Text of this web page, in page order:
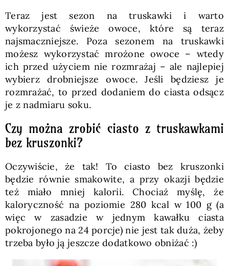
Teraz jest sezon na truskawki i warto
wykorzystać świeże owoce, które są teraz
najsmaczniejsze. Poza sezonem na truskawki
możesz wykorzystać mrożone owoce – wtedy
ich przed użyciem nie rozmrażaj – ale najlepiej
wybierz drobniejsze owoce. Jeśli będziesz je
rozmrażać, to przed dodaniem do ciasta odsącz
je z nadmiaru soku.
Czy można zrobić ciasto z truskawkami
bez kruszonki?
Oczywiście, że tak! To ciasto bez kruszonki
będzie równie smakowite, a przy okazji będzie
też miało mniej kalorii. Chociaż myślę, że
kaloryczność na poziomie 280 kcal w 100 g (a
więc w zasadzie w jednym kawałku ciasta
pokrojonego na 24 porcje) nie jest tak duża, żeby
trzeba było ją jeszcze dodatkowo obniżać :)